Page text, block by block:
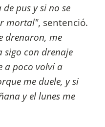
pus y si no se
mortal", sentenció.
drenaron, me
con drenaje
a poco volví a
me duele, y si
y el lunes me